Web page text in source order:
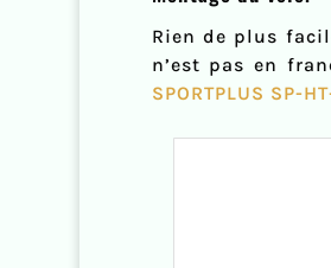
Rien de plus
n’est pas en
SPORTPLUS SP-